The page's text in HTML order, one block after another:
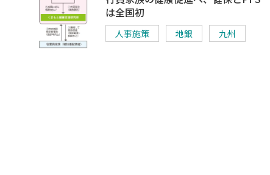
は全国初
人事施策 地銀 九州